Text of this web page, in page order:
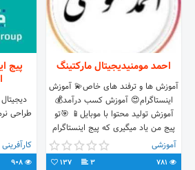
احمد مومنیدیجیتال مارکتینگ
آموزش ها و ترفند های خاص💫 آموزش
اینستاگرام😍 آموزش کسب درآمد💰
آموزش تولید محتوا با موبایل📱 🎯تو
پیج من یاد میگیری که پیج اینستاگرام
خودت رو رشد بدی💸
آموزشی
3
137
پیج
طراحی